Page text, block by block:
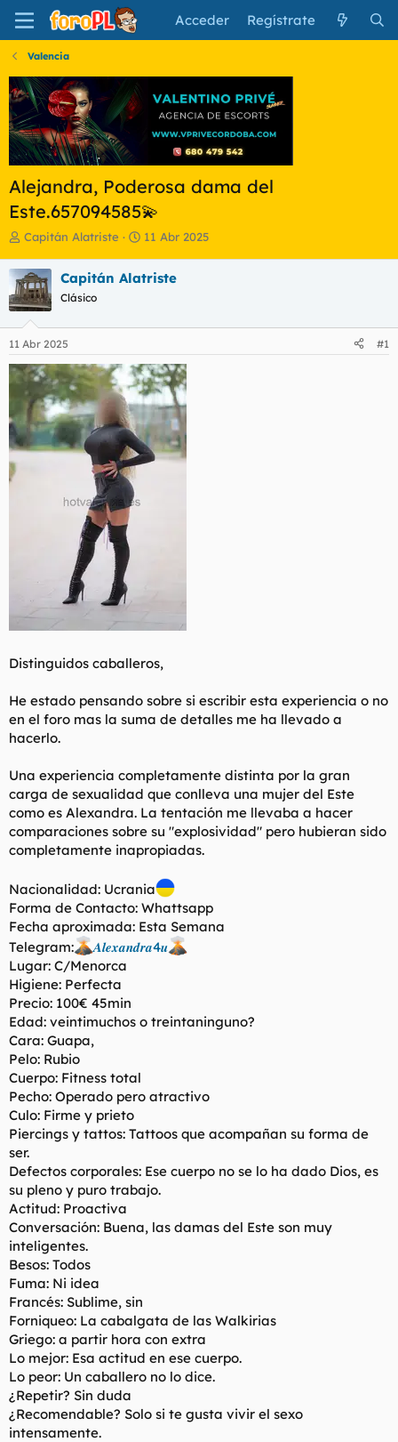
Acceder Regístrate
Valencia
Alejandra, Poderosa dama del
Este.657094585💫
I
i
c
i
a
d
o
r
d
e
t
e
Capitán Alatriste
F
h
e
n
i
c
o
11 Abr 2025
Capitán Alatriste
Clásico
11 Abr 2025 #1
Distinguidos caballeros,
He estado pensando sobre si escribir esta experiencia o no
en el foro mas la suma de detalles me ha llevado a
hacerlo.
Una experiencia completamente distinta por la gran
carga de sexualidad que conlleva una mujer del Este
como es Alexandra. La tentación me llevaba a hacer
comparaciones sobre su "explosividad" pero hubieran sido
completamente inapropiadas.
Nacionalidad: Ucrania
Forma de Contacto: Whattsapp
Fecha aproximada: Esta Semana
Telegram:
𝑨𝒍𝒆𝒙𝒂𝒏𝒅𝒓𝒂4𝒖
Lugar: C/Menorca
Higiene: Perfecta
Precio: 100€ 45min
Edad: veintimuchos o treintaninguno?
Cara: Guapa,
Pelo: Rubio
Cuerpo: Fitness total
Pecho: Operado pero atractivo
Culo: Firme y prieto
Piercings y tattos: Tattoos que acompañan su forma de
ser.
Defectos corporales: Ese cuerpo no se lo ha dado Dios, es
su pleno y puro trabajo.
Actitud: Proactiva
Conversación: Buena, las damas del Este son muy
inteligentes.
Besos: Todos
Fuma: Ni idea
Francés: Sublime, sin
Forniqueo: La cabalgata de las Walkirias
Griego: a partir hora con extra
Lo mejor: Esa actitud en ese cuerpo.
Lo peor: Un caballero no lo dice.
¿Repetir? Sin duda
¿Recomendable? Solo si te gusta vivir el sexo
intensamente.